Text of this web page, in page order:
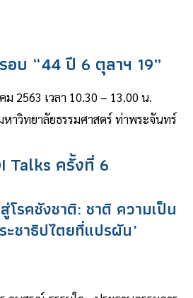
อบ “44 ปี 6 ตุลาฯ 19”
ม 2563 เวลา 10.30 – 13.00 น.
าวิทยาลัยธรรมศาสตร์ ท่าพระจันทร์
Talks ครั้งที่ 6
รคชังชาติ: ชาติ ความเป็น
ะชาธิปไตยที่แปรผัน"